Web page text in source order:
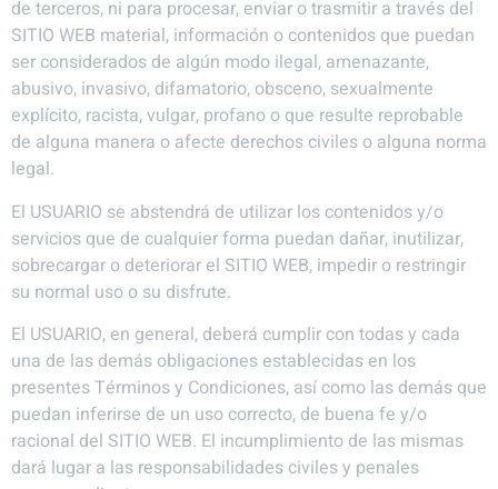
de terceros, ni para procesar, enviar o trasmitir a través del
SITIO WEB material, información o contenidos que puedan
ser considerados de algún modo ilegal, amenazante,
abusivo, invasivo, difamatorio, obsceno, sexualmente
explícito, racista, vulgar, profano o que resulte reprobable
de alguna manera o afecte derechos civiles o alguna norma
legal.
El USUARIO se abstendrá de utilizar los contenidos y/o
servicios que de cualquier forma puedan dañar, inutilizar,
sobrecargar o deteriorar el SITIO WEB, impedir o restringir
su normal uso o su disfrute.
El USUARIO, en general, deberá cumplir con todas y cada
una de las demás obligaciones establecidas en los
presentes Términos y Condiciones, así como las demás que
puedan inferirse de un uso correcto, de buena fe y/o
racional del SITIO WEB. El incumplimiento de las mismas
dará lugar a las responsabilidades civiles y penales